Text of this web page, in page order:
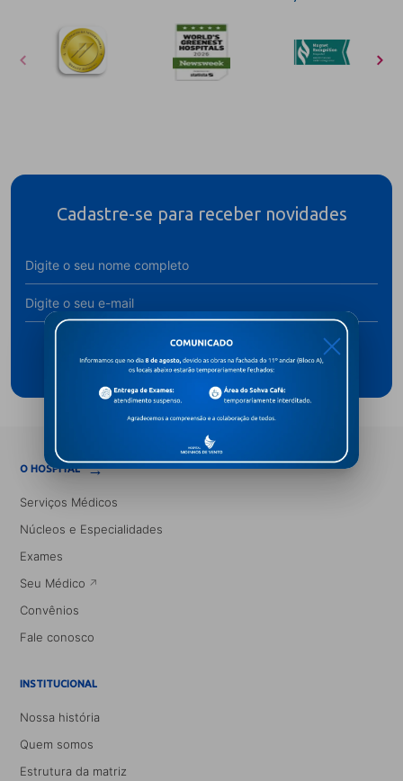
Cadastre-se para receber novidades
Assine
O HOSPITAL →
Serviços Médicos
Núcleos e Especialidades
Exames
Seu Médico
Convênios
Fale conosco
INSTITUCIONAL
Nossa história
Quem somos
Estrutura da matriz
X